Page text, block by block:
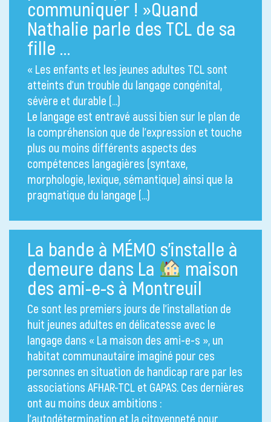
communiquer ! »Quand
Nathalie parle des TCL de sa
fille …
« Les enfants et les jeunes adultes TCL sont
atteints d’un trouble du langage congénital,
sévère et durable (…)
Le langage est entravé aussi bien sur le plan de
la compréhension que de l’expression et touche
plus ou moins différents aspects des
compétences langagières (syntaxe,
morphologie, lexique, sémantique) ainsi que la
pragmatique du langage (…)
La bande à MÉMO s’installe à
demeure dans La
maison
des ami-e-s à Montreuil
Ce sont les premiers jours de l’installation de
huit jeunes adultes en délicatesse avec le
langage dans « La maison des ami-e-s », un
habitat communautaire imaginé pour ces
personnes en situation de handicap rare par les
associations AFHAR-TCL et GAPAS. Ces dernières
ont au moins deux ambitions :
l’autodétermination et la citoyenneté pour